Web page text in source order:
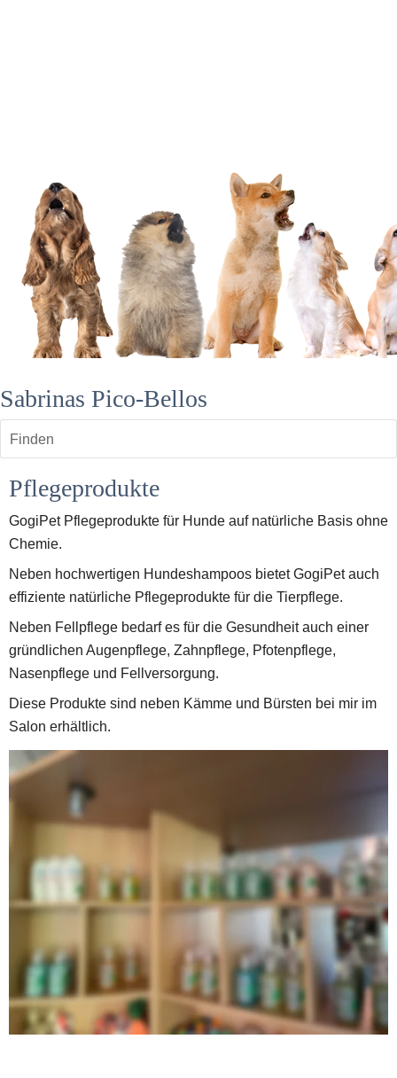
Sabrinas Pico-Bellos
Finden
Pflegeprodukte
GogiPet Pflegeprodukte für Hunde auf natürliche Basis ohne
Chemie.
Neben hochwertigen Hundeshampoos bietet GogiPet auch
effiziente natürliche Pflegeprodukte für die Tierpflege.
Neben Fellpflege bedarf es für die Gesundheit auch einer
gründlichen Augenpflege, Zahnpflege, Pfotenpflege,
Nasenpflege und Fellversorgung.
Diese Produkte sind neben Kämme und Bürsten bei mir im
Salon erhältlich.